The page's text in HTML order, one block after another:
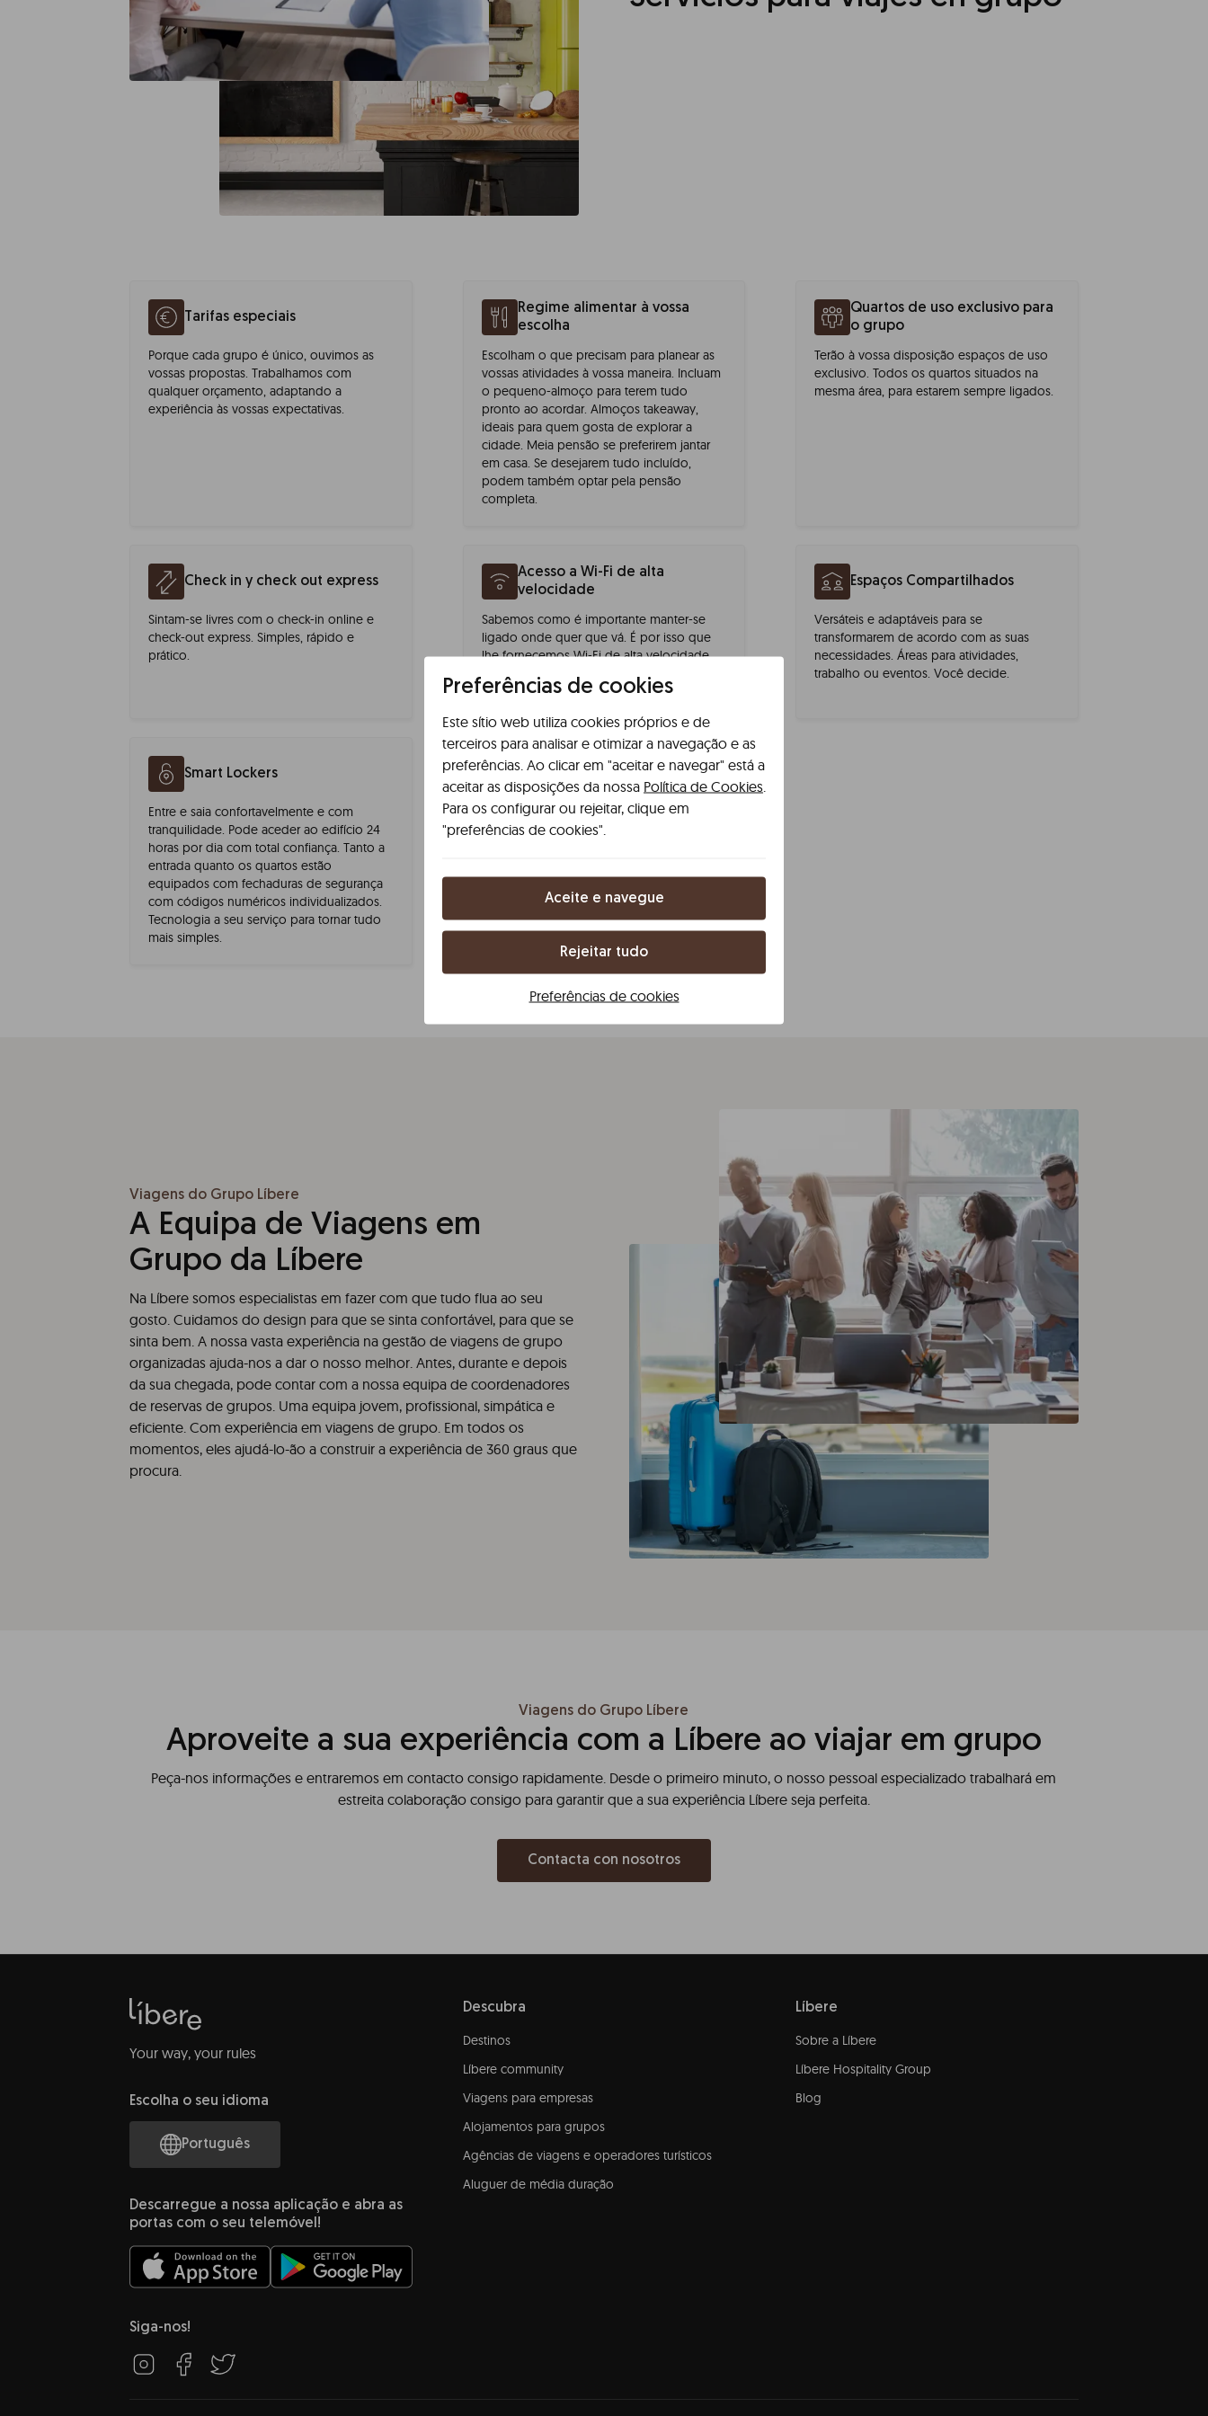
Tarifas especiais
Porque cada grupo é único, ouvimos as
vossas propostas. Trabalhamos com
qualquer orçamento, adaptando a
experiência às vossas expectativas.
Regime alimentar à vossa
escolha
Escolham o que precisam para planear as
vossas atividades à vossa maneira. Incluam
o pequeno-almoço para terem tudo
pronto ao acordar. Almoços takeaway,
ideais para quem gosta de explorar a
cidade. Meia pensão se preferirem jantar
em casa. Se desejarem tudo incluído,
podem também optar pela pensão
completa.
Quartos de uso exclusivo para
o grupo
Terão à vossa disposição espaços de uso
exclusivo. Todos os quartos situados na
mesma área, para estarem sempre ligados.
Check in y check out express
Sintam-se livres com o check-in online e
check-out express. Simples, rápido e
prático.
Acesso a Wi-Fi de alta
velocidade
Sabemos como é importante manter-se
ligado onde quer que vá. É por isso que
lhe fornecemos Wi-Fi de alta velocidade
para o aproximar do seu mundo. Porque a
sua casa é onde está.
Espaços Compartilhados
Versáteis e adaptáveis para se
transformarem de acordo com as suas
necessidades. Áreas para atividades,
trabalho ou eventos. Você decide.
Smart Lockers
Entre e saia confortavelmente e com
tranquilidade. Pode aceder ao edifício 24
horas por dia com total confiança. Tanto a
entrada quanto os quartos estão
equipados com fechaduras de segurança
com códigos numéricos individualizados.
Tecnologia a seu serviço para tornar tudo
mais simples.
One Stop Shop
Com um só passo, faz com que tudo
funcione. É fácil fazer planos com a Líbere.
pode oferecer. Viajar com a Líbere é
simples e prático.
Viagens do Grupo Líbere
A Equipa de Viagens em
Grupo da Líbere
Na Líbere somos especialistas em fazer com que tudo flua ao seu
gosto. Cuidamos do design para que se sinta confortável, para que se
sinta bem. A nossa vasta experiência na gestão de viagens de grupo
organizadas ajuda-nos a dar o nosso melhor. Antes, durante e depois
da sua chegada, pode contar com a nossa equipa de coordenadores
de reservas de grupos. Uma equipa jovem, profissional, simpática e
eficiente. Com experiência em viagens de grupo. Em todos os
momentos, eles ajudá-lo-ão a construir a experiência de 360 graus que
procura.
Viagens do Grupo Líbere
Aproveite a sua experiência com a Líbere ao viajar em grupo
Peça-nos informações e entraremos em contacto consigo rapidamente. Desde o primeiro minuto, o nosso pessoal especializado trabalhará em
estreita colaboração consigo para garantir que a sua experiência Líbere seja perfeita.
Contacta con nosotros
Your way, your rules
Escolha o seu idioma
Português
Descarregue a nossa aplicação e abra as
portas com o seu telemóvel!
Siga-nos!
Descubra
Destinos
Líbere community
Viagens para empresas
Alojamentos para grupos
Agências de viagens e operadores turísticos
Aluguer de média duração
Líbere
Sobre a Líbere
Líbere Hospitality Group
Blog
Preferências de cookies
Este sítio web utiliza cookies próprios e de
terceiros para analisar e otimizar a navegação e as
preferências. Ao clicar em "aceitar e navegar" está a
aceitar as disposições da nossa Política de Cookies
Para os configurar ou rejeitar, clique em
"preferências de cookies".
Aceite e navegue
Rejeitar tudo
Preferências de cookies